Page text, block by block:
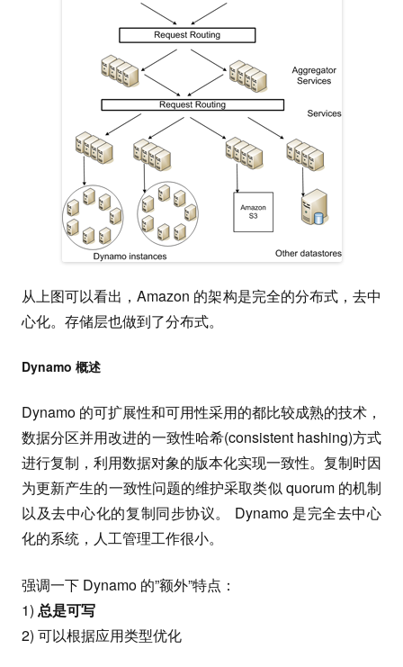
从上图可以看出，Amazon 的架构是完全的分布式，去中
心化。存储层也做到了分布式。
Dynamo 概述
Dynamo 的可扩展性和可用性采用的都比较成熟的技术，
数据分区并用改进的一致性哈希(consistent hashing)方式
进行复制，利用数据对象的版本化实现一致性。复制时因
为更新产生的一致性问题的维护采取类似 quorum 的机制
以及去中心化的复制同步协议。 Dynamo 是完全去中心
化的系统，人工管理工作很小。
强调一下 Dynamo 的”额外”特点：
1) 总是可写
2) 可以根据应用类型优化